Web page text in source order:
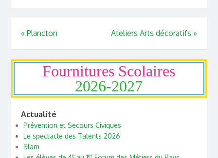
« Plancton Ateliers Arts décoratifs »
Fournitures Scolaires
2026-2027
Actualité
Prévention et Secours Civiques
Le spectacle des Talents 2026
Slam
e er